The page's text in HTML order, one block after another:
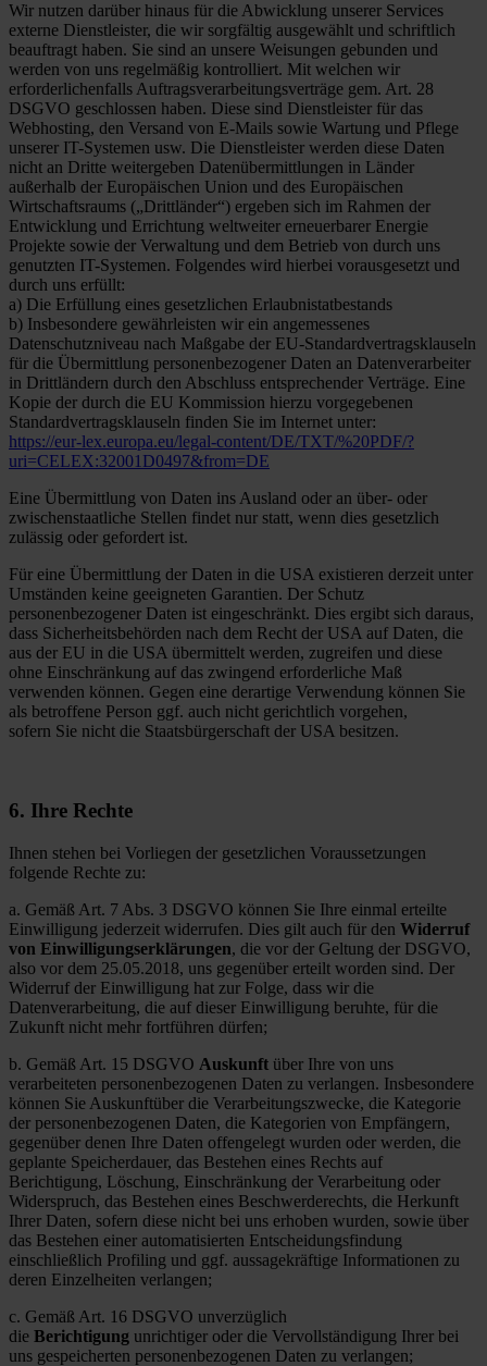
Wir nutzen darüber hinaus für die Abwicklung unserer Services
externe Dienstleister, die wir sorgfältig ausgewählt und schriftlich
beauftragt haben. Sie sind an unsere Weisungen gebunden und
werden von uns regelmäßig kontrolliert. Mit welchen wir
erforderlichenfalls Auftragsverarbeitungsverträge gem. Art. 28
DSGVO geschlossen haben. Diese sind Dienstleister für das
Webhosting, den Versand von E-Mails sowie Wartung und Pflege
unserer IT-Systemen usw. Die Dienstleister werden diese Daten
nicht an Dritte weitergeben Datenübermittlungen in Länder
außerhalb der Europäischen Union und des Europäischen
Wirtschaftsraums („Drittländer“) ergeben sich im Rahmen der
Entwicklung und Errichtung weltweiter erneuerbarer Energie
Projekte sowie der Verwaltung und dem Betrieb von durch uns
genutzten IT-Systemen. Folgendes wird hierbei vorausgesetzt und
durch uns erfüllt:
a) Die Erfüllung eines gesetzlichen Erlaubnistatbestands
b) Insbesondere gewährleisten wir ein angemessenes
Datenschutzniveau nach Maßgabe der EU-Standardvertragsklauseln
für die Übermittlung personenbezogener Daten an Datenverarbeiter
in Drittländern durch den Abschluss entsprechender Verträge. Eine
Kopie der durch die EU Kommission hierzu vorgegebenen
Standardvertragsklauseln finden Sie im Internet unter:
https://eur-lex.europa.eu/legal-content/DE/TXT/%20PDF/?
uri=CELEX:32001D0497&from=DE
Eine Übermittlung von Daten ins Ausland oder an über- oder
zwischenstaatliche Stellen findet nur statt, wenn dies gesetzlich
zulässig oder gefordert ist.
Für eine Übermittlung der Daten in die USA existieren derzeit unter
Umständen keine geeigneten Garantien. Der Schutz
personenbezogener Daten ist eingeschränkt. Dies ergibt sich daraus,
dass Sicherheitsbehörden nach dem Recht der USA auf Daten, die
aus der EU in die USA übermittelt werden, zugreifen und diese
ohne Einschränkung auf das zwingend erforderliche Maß
verwenden können. Gegen eine derartige Verwendung können Sie
als betroffene Person ggf. auch nicht gerichtlich vorgehen,
sofern Sie nicht die Staatsbürgerschaft der USA besitzen.
6. Ihre Rechte
Ihnen stehen bei Vorliegen der gesetzlichen Voraussetzungen
folgende Rechte zu:
a. Gemäß Art. 7 Abs. 3 DSGVO können Sie Ihre einmal erteilte
Einwilligung jederzeit widerrufen. Dies gilt auch für den Widerruf
von Einwilligungserklärungen, die vor der Geltung der DSGVO,
also vor dem 25.05.2018, uns gegenüber erteilt worden sind. Der
Widerruf der Einwilligung hat zur Folge, dass wir die
Datenverarbeitung, die auf dieser Einwilligung beruhte, für die
Zukunft nicht mehr fortführen dürfen;
b. Gemäß Art. 15 DSGVO Auskunft über Ihre von uns
verarbeiteten personenbezogenen Daten zu verlangen. Insbesondere
können Sie Auskunftüber die Verarbeitungszwecke, die Kategorie
der personenbezogenen Daten, die Kategorien von Empfängern,
gegenüber denen Ihre Daten offengelegt wurden oder werden, die
geplante Speicherdauer, das Bestehen eines Rechts auf
Berichtigung, Löschung, Einschränkung der Verarbeitung oder
Widerspruch, das Bestehen eines Beschwerderechts, die Herkunft
Ihrer Daten, sofern diese nicht bei uns erhoben wurden, sowie über
das Bestehen einer automatisierten Entscheidungsfindung
einschließlich Profiling und ggf. aussagekräftige Informationen zu
deren Einzelheiten verlangen;
c. Gemäß Art. 16 DSGVO unverzüglich
die Berichtigung unrichtiger oder die Vervollständigung Ihrer bei
uns gespeicherten personenbezogenen Daten zu verlangen;